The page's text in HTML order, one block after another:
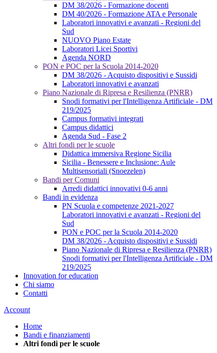
DM 38/2026 - Formazione docenti
DM 40/2026 - Formazione ATA e Personale
Laboratori innovativi e avanzati - Regioni del
Sud
NUOVO Piano Estate
Laboratori Licei Sportivi
Agenda NORD
PON e POC per la Scuola 2014-2020
DM 38/2026 - Acquisto dispositivi e Sussidi
Laboratori innovativi e avanzati
Piano Nazionale di Ripresa e Resilienza (PNRR)
Snodi formativi per l'Intelligenza Artificiale - DM
219/2025
Campus formativi integrati
Campus didattici
Agenda Sud - Fase 2
Altri fondi per le scuole
Didattica immersiva Regione Sicilia
Sicilia - Benessere e Inclusione: Aule
Multisensoriali (Snoezelen)
Bandi per Comuni
Arredi didattici innovativi 0-6 anni
Bandi in evidenza
PN Scuola e competenze 2021-2027
Laboratori innovativi e avanzati - Regioni del
Sud
PON e POC per la Scuola 2014-2020
DM 38/2026 - Acquisto dispositivi e Sussidi
Piano Nazionale di Ripresa e Resilienza (PNRR)
Snodi formativi per l'Intelligenza Artificiale - DM
219/2025
Innovation for education
Chi siamo
Contatti
Account
Home
Bandi e finanziamenti
Altri fondi per le scuole